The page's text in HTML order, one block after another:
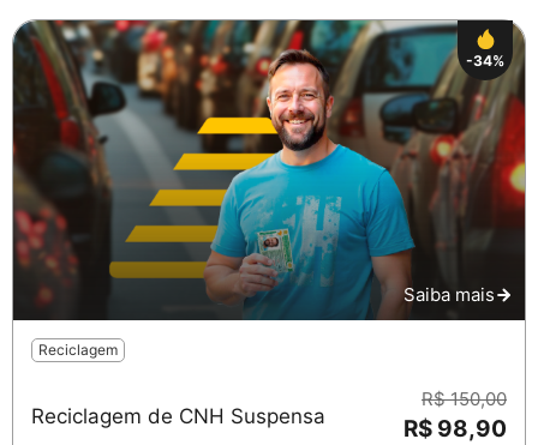
-34%
Saiba mais
Reciclagem
Reciclagem de CNH Suspensa
R$ 150,00
R$ 98,90